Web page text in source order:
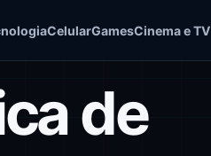
CelularGamesCinema e TV
de